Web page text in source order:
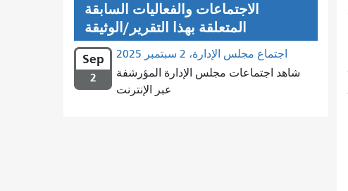
الاجتماعات والفعاليات السابقة
المتعلقة بهذا التقرير/الوثيقة
Sep
2
اجتماع مجلس الإدارة، 2 سبتمبر 2025
شاهد اجتماعات مجلس الإدارة المؤرشفة
عبر الإنترنت